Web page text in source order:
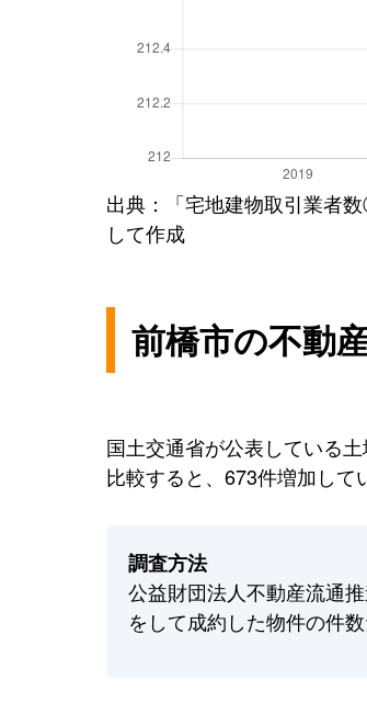
出典：「宅地建物取引業者
して作成
前橋市の不動
国土交通省が公表している
比較すると、673件増加して
調査方法
公益財団法人不動産流通
をして成約した物件の件